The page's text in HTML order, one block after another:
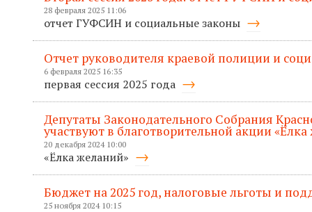
28 февраля 2025 11:06
отчет ГУФСИН и социальные законы
Отчет руководителя краевой полиции и
6 февраля 2025 16:35
первая сессия 2025 года
Депутаты Законодательного Собрания
участвуют в благотворительной акции
20 декабря 2024 10:00
«Ёлка желаний»
Бюджет на 2025 год, налоговые льготы и
25 ноября 2024 10:15